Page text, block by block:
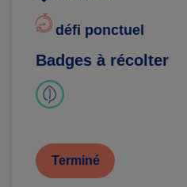
défi ponctuel
Badges à récolter
Terminé